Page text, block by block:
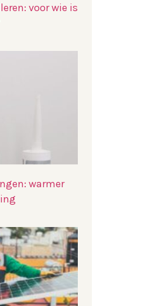
voor wie is
warmer